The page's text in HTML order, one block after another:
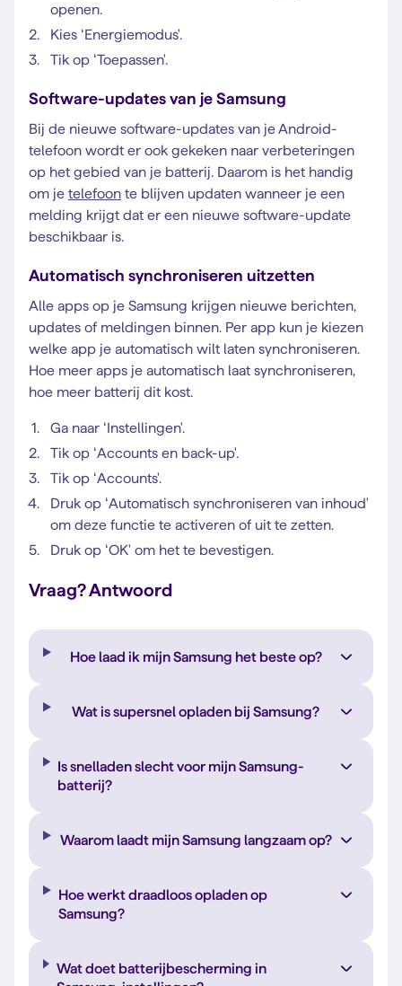
openen.
Kies ‘Energiemodus'.
Tik op ‘Toepassen'.
Software-updates van je Samsung
Bij de nieuwe software-updates van je Android-
telefoon wordt er ook gekeken naar verbeteringen
op het gebied van je batterij. Daarom is het handig
om je telefoon te blijven updaten wanneer je een
melding krijgt dat er een nieuwe software-update
beschikbaar is.
Automatisch synchroniseren uitzetten
Alle apps op je Samsung krijgen nieuwe berichten,
updates of meldingen binnen. Per app kun je kiezen
welke app je automatisch wilt laten synchroniseren.
Hoe meer apps je automatisch laat synchroniseren,
hoe meer batterij dit kost.
Ga naar ‘Instellingen'.
Tik op ‘Accounts en back-up'.
Tik op ‘Accounts'.
Druk op ‘Automatisch synchroniseren van inhoud'
om deze functie te activeren of uit te zetten.
Druk op ‘OK' om het te bevestigen.
Vraag? Antwoord
Hoe laad ik mijn Samsung het beste op?
Wat is supersnel opladen bij Samsung?
Is snelladen slecht voor mijn Samsung-
batterij?
Waarom laadt mijn Samsung langzaam op?
Hoe werkt draadloos opladen op
Samsung?
Wat doet batterijbescherming in